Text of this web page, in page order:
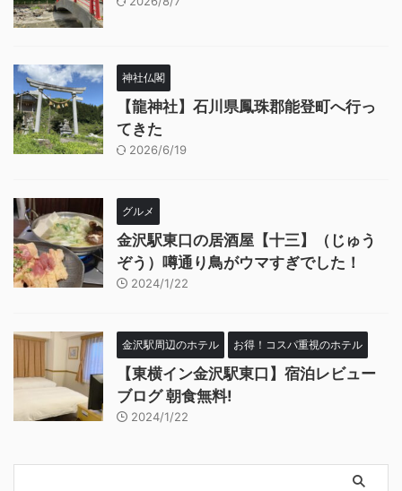
神社仏閣
【龍神社】石川県鳳珠郡能登町へ行っ
てきた
2026/6/19
グルメ
金沢駅東口の居酒屋【十三】（じゅう
ぞう）噂通り鳥がウマすぎでした！
2024/1/22
金沢駅周辺のホテル お得！コスパ重視のホテル
【東横イン金沢駅東口】宿泊レビュー
ブログ 朝食無料!
2024/1/22